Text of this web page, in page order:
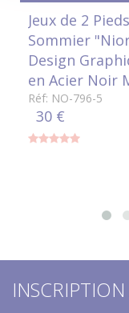
Jeux de 2
Sommier
Design
en Acier Noir
Réf: NO-796-5
30 €